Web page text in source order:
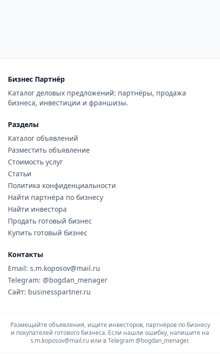
Бизнес Партнёр
Каталог деловых предложений: партнёры, продажа
бизнеса, инвестиции и франшизы.
Разделы
Каталог объявлений
Разместить объявление
Стоимость услуг
Статьи
Политика конфиденциальности
Найти партнёра по бизнесу
Найти инвестора
Продать готовый бизнес
Купить готовый бизнес
Контакты
Email: s.m.koposov@mail.ru
Telegram: @bogdan_menager
Сайт: businesspartner.ru
Размещайте объявления, ищите инвесторов, партнёров по бизнесу
и покупателей готового бизнеса. Если нашли ошибку, напишите на
s.m.koposov@mail.ru или в Telegram@bogdan_menager.